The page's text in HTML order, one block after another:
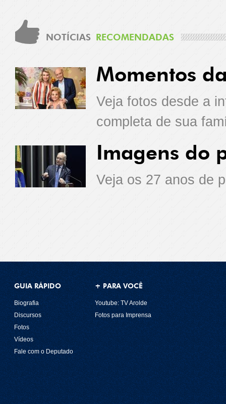
NOTÍCIAS RECOMENDADAS
Momentos
Veja fotos desde a
completa de sua
Imagens do
Veja os 27 anos de
GUIA RÁPIDO
Biografia
Discursos
Fotos
Vídeos
Fale com o Deputado
+ PARA VOCÊ
Youtube: TV Arolde
Fotos para Imprensa